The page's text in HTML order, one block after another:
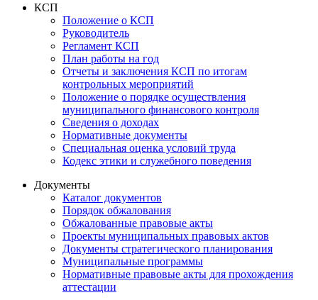
КСП
Положение о КСП
Руководитель
Регламент КСП
План работы на год
Отчеты и заключения КСП по итогам
контрольных мероприятий
Положение о порядке осуществления
муниципального финансового контроля
Сведения о доходах
Нормативные документы
Специальная оценка условий труда
Кодекс этики и служебного поведения
Документы
Каталог документов
Порядок обжалования
Обжалованные правовые акты
Проекты муниципальных правовых актов
Документы стратегического планирования
Муниципальные программы
Нормативные правовые акты для прохождения
аттестации